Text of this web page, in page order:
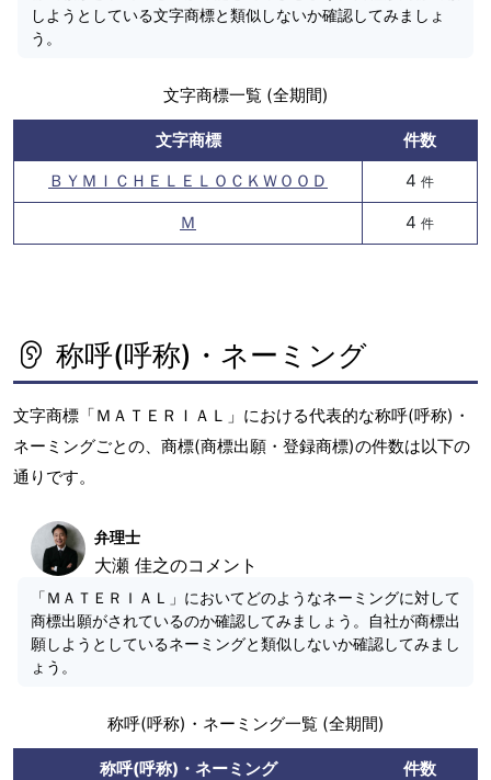
しようとしている文字商標と類似しないか確認してみましょ
う。
文字商標一覧 (全期間)
文字商標
件数
ＢＹＭＩＣＨＥＬＥＬＯＣＫＷＯＯＤ
4 件
Ｍ 4 件
称呼(呼称)・ネーミング
文字商標「ＭＡＴＥＲＩＡＬ」における代表的な称呼(呼称)・
ネーミングごとの、商標(商標出願・登録商標)の件数は以下の
通りです。
弁理士
大瀬 佳之のコメント
「ＭＡＴＥＲＩＡＬ」においてどのようなネーミングに対して
商標出願がされているのか確認してみましょう。自社が商標出
願しようとしているネーミングと類似しないか確認してみまし
ょう。
称呼(呼称)・ネーミング一覧 (全期間)
称呼(呼称)・ネーミング
件数